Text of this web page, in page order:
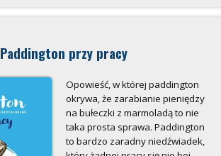
Paddington przy pracy
Opowieść, w której paddington
okrywa, że zarabianie pieniędzy
na bułeczki z marmoladą to nie
taka prosta sprawa. Paddington
to bardzo zaradny niedźwiadek,